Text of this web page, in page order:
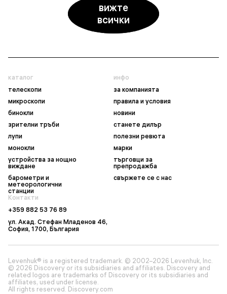
вижте
всички
каталог
телескопи
микроскопи
бинокли
зрителни тръби
лупи
монокли
устройства за нощно
виждане
барометри и
метеорологични
станции
инфо
за компанията
правила и условия
новини
станете дилър
полезни ревюта
марки
търговци за
препродажба
свържете се с нас
Контакти
+359 882 53 76 89
ул. Акад. Стефан Младенов 46,
София, 1700, България
Levenhuk® is a registered trademark. © 2002–2026 Levenhuk, Inc.
© 2026 Discovery or its subsidiaries and affiliates. Discovery and
related logos are trademarks of Discovery or its subsidiaries and
affiliates, used under license.
All rights reserved. Discovery.com